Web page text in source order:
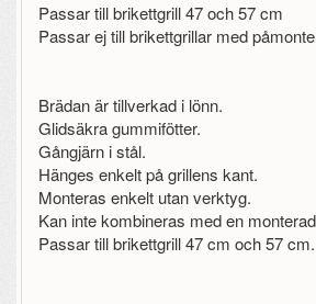
Passar till brikettgrill 47 och 57 cm
Passar ej till brikettgrillar med
Brädan är tillverkad i lönn.
Glidsäkra gummifötter.
Gångjärn i stål.
Hänges enkelt på grillens kant.
Monteras enkelt utan verktyg.
Kan inte kombineras med en
Passar till brikettgrill 47 cm och 57 cm.